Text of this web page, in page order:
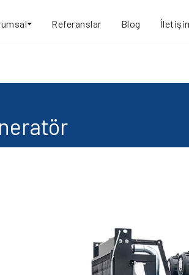
Referanslar Blog